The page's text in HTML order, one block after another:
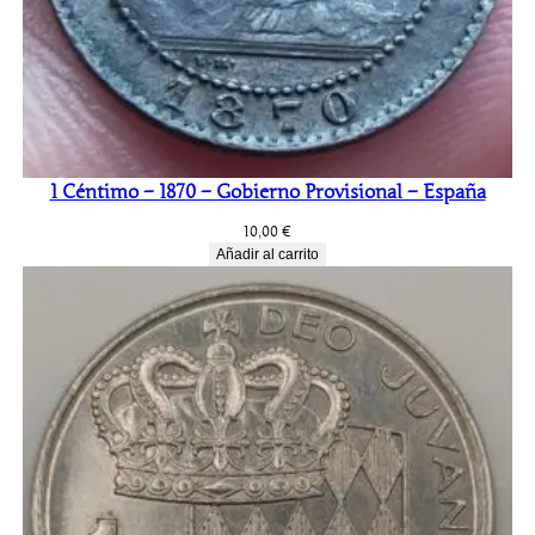
i
d
a
1 Céntimo – 1870 – Gobierno Provisional – España
10,00 €
Añadir al carrito